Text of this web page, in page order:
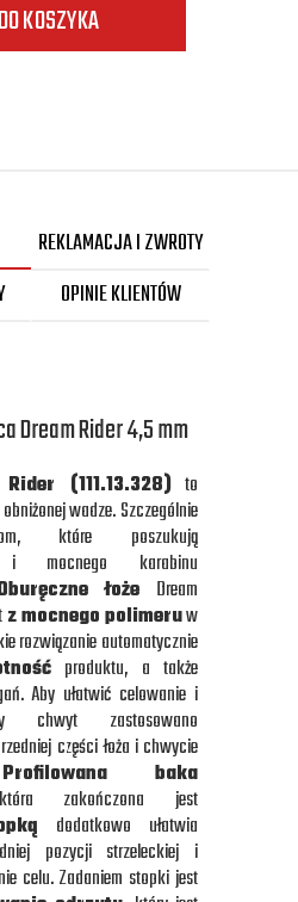
KOSZYKA
REKLAMACJA I ZWROTY
OPINIE KLIENTÓW
Dream Rider 4,5 mm
(111.13.328)to
wadze. Szczególnie
które poszukują
i mocnego karabinu
łoże Dream
z mocnego polimeruw
rozwiązanie automatycznie
produktu, a także
Aby ułatwić celowanie i
chwyt zastosowano
części łoża i chwycie
Profilowana baka
zakończona jest
dodatkowo ułatwia
pozycji strzeleckiej i
celu. Zadaniem stopki jest